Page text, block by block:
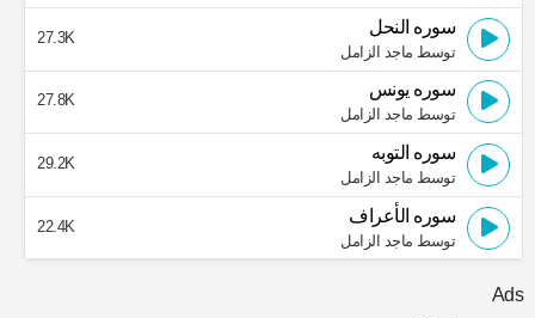
سوره النحل
توسط ماجد الزامل
27.3K
سوره يونس
توسط ماجد الزامل
27.8K
سوره التوبه
توسط ماجد الزامل
29.2K
سوره الأعراف
توسط ماجد الزامل
22.4K
Ads